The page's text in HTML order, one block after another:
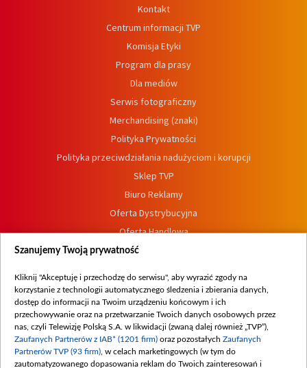
Kontakt
Centrum informacji TVP
Komisja Etyki
Program dla prasy
Dla mediów
Serwis fotograficzny
Merchandising (znaki)
Polityka Prywatności
Polityka przeciwdziałania nadużyciom i korupcji
Sklep TVP
Biuro Reklamy
Oferta Dystrybucyjna
Oferta Handlowa
Dostępność
Procedura zgłoszeń wewnętrznych
Szanujemy Twoją prywatność
Kliknij "Akceptuję i przechodzę do serwisu", aby wyrazić zgody na
korzystanie z technologii automatycznego śledzenia i zbierania danych,
dostęp do informacji na Twoim urządzeniu końcowym i ich
przechowywanie oraz na przetwarzanie Twoich danych osobowych przez
nas, czyli Telewizję Polską S.A. w likwidacji (zwaną dalej również „TVP”),
Zaufanych Partnerów z IAB* (1201 firm) oraz pozostałych Zaufanych
Partnerów TVP (93 firm) , w celach marketingowych (w tym do
zautomatyzowanego dopasowania reklam do Twoich zainteresowań i